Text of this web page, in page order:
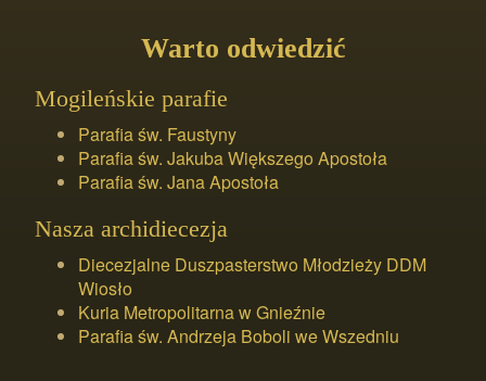
Warto odwiedzić
Mogileńskie parafie
Parafia św. Faustyny
Parafia św. Jakuba Większego Apostoła
Parafia św. Jana Apostoła
Nasza archidiecezja
Diecezjalne Duszpasterstwo Młodzieży DDM
Wiosło
Kuria Metropolitarna w Gnieźnie
Parafia św. Andrzeja Boboli we Wszedniu